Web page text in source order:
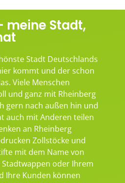
meine Stadt,
Stadt Deutschlands
kommt und der schon
Viele Menschen
und ganz mit Rheinberg
gern nach außen hin und
auch mit Anderen teilen
an Rheinberg
Zollstöcke und
mit dem Name von
oder Ihrem
Ihre Kunden können